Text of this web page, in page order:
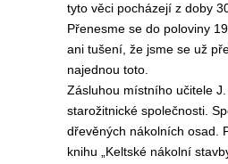
tyto věci pocházejí z doby
Přenesme se do poloviny
ani tušení, že jsme se už
najednou toto.
Zásluhou místního učitele
starožitnické společnosti.
dřevěných nákolních osad.
knihu „Keltské nákolní